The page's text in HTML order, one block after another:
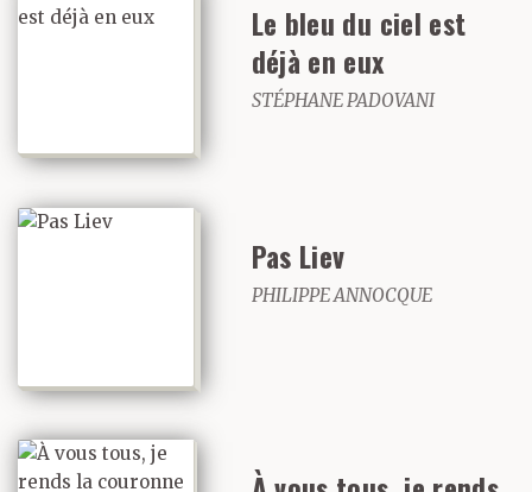
Le bleu du ciel est
déjà en eux
STÉPHANE PADOVANI
Pas Liev
PHILIPPE ANNOCQUE